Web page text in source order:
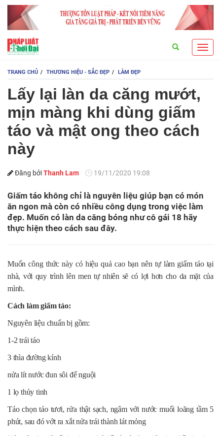
TRANG CHỦ THƯƠNG HIỆU - SẮC ĐẸP LÀM ĐẸP
Lấy lại làn da căng mướt,
mịn màng khi dùng giấm
táo và mật ong theo cách
này
Đăng bởiThanh Lam 19/11/2020 19:08
Giấm táo không chỉ là nguyên liệu giúp bạn có món
ăn ngon mà còn có nhiều công dụng trong việc làm
đẹp. Muốn có làn da căng bóng như cô gái 18 hãy
thực hiện theo cách sau đây.
Muốn công thức này có hiệu quả cao bạn nên tự làm giấm táo tại
nhà, với quy trình lên men tự nhiên sẽ có lợi hơn cho da mặt của
mình.
Cách làm giấm táo:
Nguyên liệu chuẩn bị gồm:
1-2 trái táo
3 thìa đường kính
nửa lít nước đun sôi để nguội
1 lọ thủy tinh
Táo chọn táo tươi, rửa thật sạch, ngâm với nước muối loãng tầm 5
phút, sau đó vớt ra xắt nửa trái thành lát mỏng